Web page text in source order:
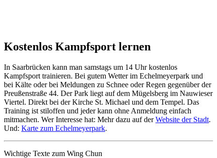
Kostenlos Kampfsport lernen
In Saarbrücken kann man samstags um 14 Uhr kostenlos
Kampfsport trainieren. Bei gutem Wetter im Echelmeyerpark und
bei Kälte oder bei Meldungen zu Schnee oder Regen gegenüber der
Preußenstraße 44. Der Park liegt auf dem Mügelsberg im Nauwieser
Viertel. Direkt bei der Kirche St. Michael und dem Tempel. Das
Training ist stiloffen und jeder kann ohne Anmeldung einfach
mitmachen. Wer Interesse hat: Mehr dazu auf derWebsite der Stadt.
Und: Karte zum Echelmeyerpark.
Wichtige Texte zum Wing Chun